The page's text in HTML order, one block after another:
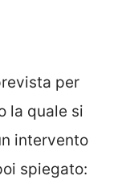
per
la quale si
intervento
spiegato: